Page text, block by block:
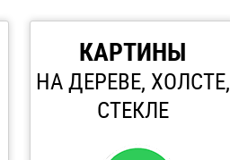
КАРТИНЫ
НА ДЕРЕВЕ, ХОЛСТЕ,
СТЕКЛЕ